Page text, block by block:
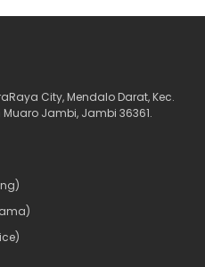
City, Mendalo Darat, Kec.
Jambi, Jambi 36361.